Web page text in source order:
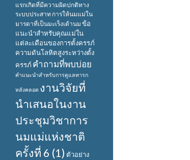
แรกเกิดที่มีความผิดปกติทาง
ระบบประสาท การให้นมแม่ใน
มารดาที่เป็นมะเร็งเต้านม ข้อ
แนะนำสำหรับคุณแม่ใน
แต่ละเดือนของการตั้งครรภ์
ความดันโลหิตสูงระหว่างตั้ง
ครรภ์ คำถามที่พบบ่อย
คำแนะนำสำหรับการดูแลทารก
หลังคลอด งานวิจัยที่
นำเสนอในงาน
ประชุมวิชาการ
นมแม่แห่งชาติ
ครั้งที่ 6 (1) ตัวอย่าง